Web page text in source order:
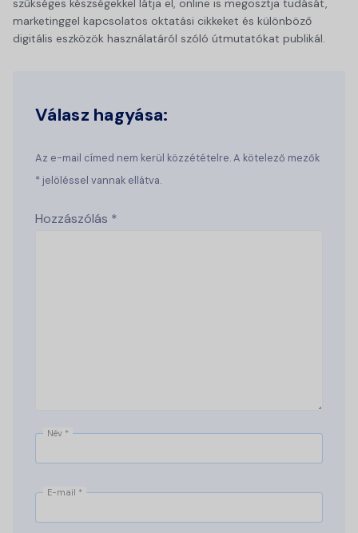
szükséges készségekkel látja el, online is megosztja tudását,
marketinggel kapcsolatos oktatási cikkeket és különböző
digitális eszközök használatáról szóló útmutatókat publikál.
Válasz hagyása:
Az e-mail címed nem kerül közzétételre. A kötelező mezők
* jelöléssel vannak ellátva.
Hozzászólás *
Név *
E-mail *